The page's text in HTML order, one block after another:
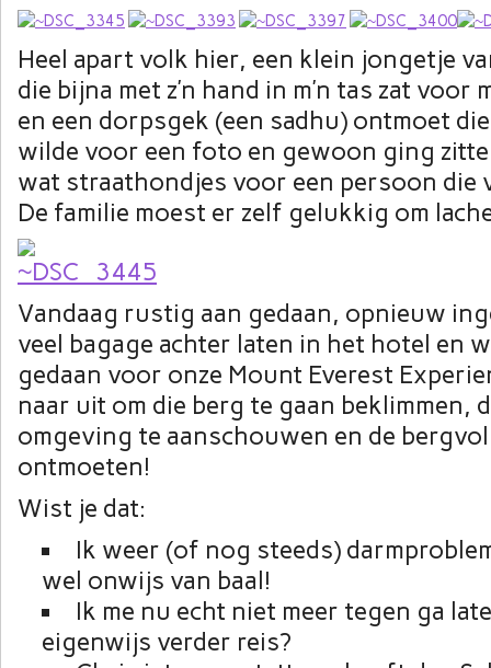
Heel apart volk hier, een klein jongetje
die bijna met z’n hand in m’n tas zat voor
en een dorpsgek (een sadhu) ontmoet
wilde voor een foto en gewoon ging
wat straathondjes voor een persoon die
De familie moest er zelf gelukkig om
Vandaag rustig aan gedaan, opnieuw
veel bagage achter laten in het hotel en
gedaan voor onze Mount Everest
naar uit om die berg te gaan beklimmen,
omgeving te aanschouwen en de
ontmoeten!
Wist je dat:
Ik weer (of nog steeds)
wel onwijs van baal!
Ik me nu echt niet meer tegen ga
eigenwijs verder reis?